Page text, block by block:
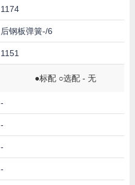
1174
后钢板弹簧-/6
1151
●标配 ○选配 - 无
-
-
-
-